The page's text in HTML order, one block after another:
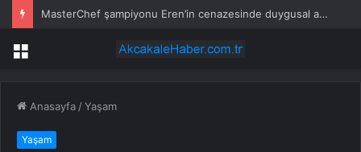
MasterChef şampiyonu Eren’in cenazesinde duygusal anlar: Annesi güçlükle ayakta durabildi
Menü
Anasayfa /Yaşam
Yaşam